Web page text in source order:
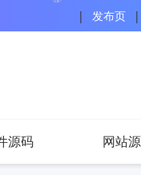
|
发布页
|
源码 网站